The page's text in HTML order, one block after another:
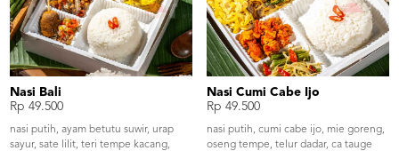
Nasi Bali
Rp 49.500
nasi putih, ayam betutu suwir, urap
sayur, sate lilit, teri tempe kacang,
Nasi Cumi Cabe Ijo
Rp 49.500
nasi putih, cumi cabe ijo, mie goreng,
oseng tempe, telur dadar, ca tauge